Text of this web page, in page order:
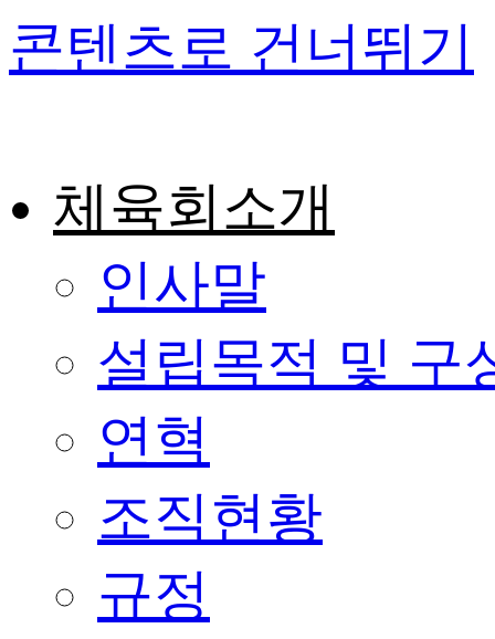
콘텐츠로 건너뛰기
체육회소개
인사말
설립목적 및 구
연혁
조직현황
규정